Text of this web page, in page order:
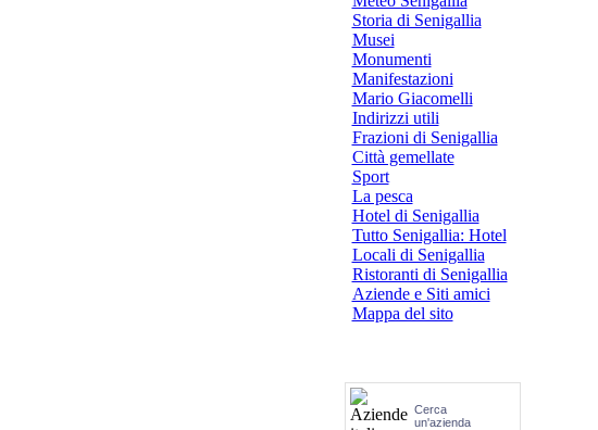
Storia di Senigallia
Musei
Monumenti
Manifestazioni
Mario Giacomelli
Indirizzi utili
Frazioni di Senigallia
Città gemellate
Sport
La pesca
Hotel di Senigallia
Tutto Senigallia: Hotel
Locali di Senigallia
Ristoranti di Senigallia
Aziende e Siti amici
Mappa del sito
Cerca
un'azienda